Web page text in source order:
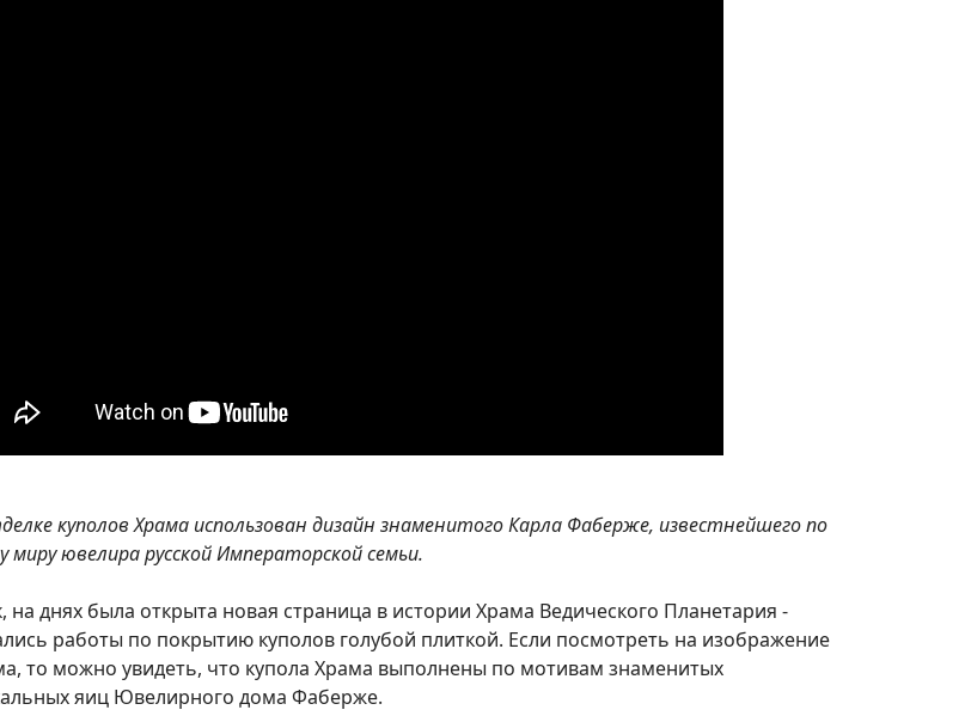
куполов Храма использован дизайн знаменитого Карла Фаберже, известнейшего по
миру ювелира русской Императорской семьи.
на днях была открыта новая страница в истории Храма Ведического Планетария -
работы по покрытию куполов голубой плиткой. Если посмотреть на изображение
то можно увидеть, что купола Храма выполнены по мотивам знаменитых
яиц Ювелирного дома Фаберже.